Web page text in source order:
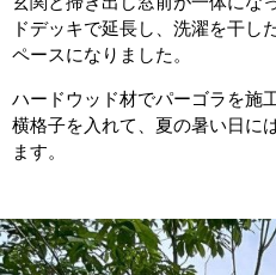
ドデッキで延長し、洗濯を干し
ペースになりました。
ハードウッド材でパーゴラを施
横格子を入れて、夏の暑い日に
ます。